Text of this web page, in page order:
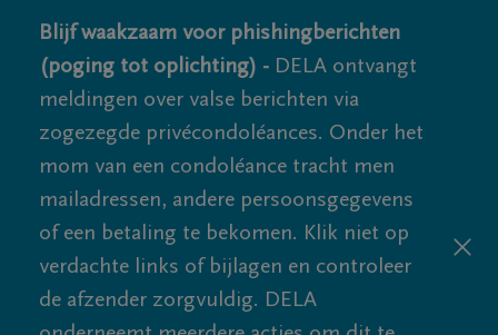
Blijf waakzaam voor phishingberichten
(poging tot oplichting) - DELA ontvangt
meldingen over valse berichten via
zogezegde privécondoléances. Onder het
mom van een condoléance tracht men
mailadressen, andere persoonsgegevens
of een betaling te bekomen. Klik niet op
verdachte links of bijlagen en controleer
de afzender zorgvuldig. DELA